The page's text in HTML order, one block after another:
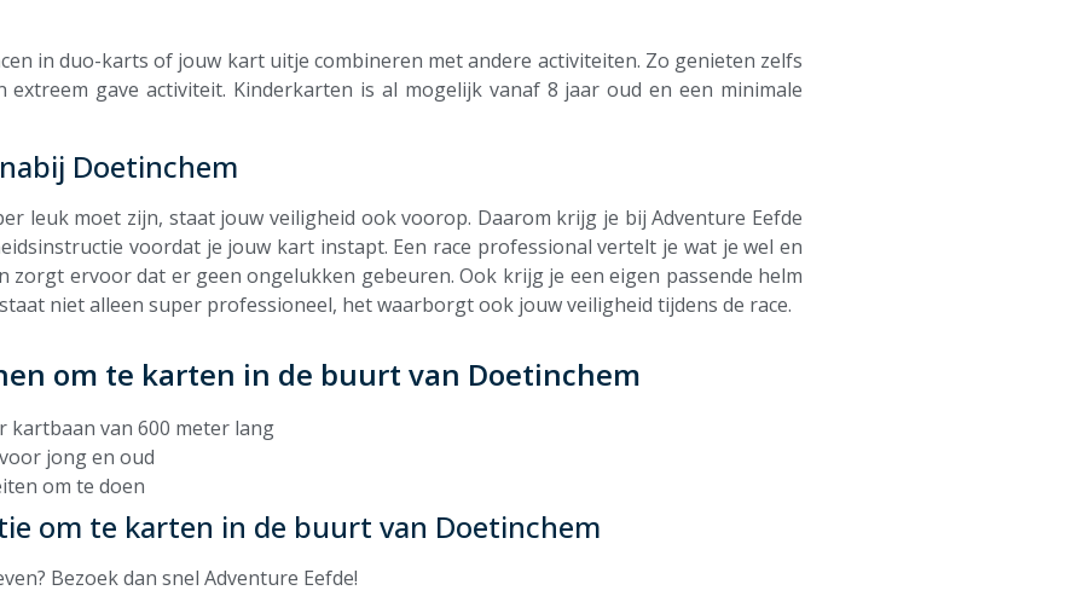
in duo-karts of jouw kart uitje combineren met andere activiteiten. Zo genieten zelfs
extreem gave activiteit. Kinderkarten is al mogelijk vanaf 8 jaar oud en een minimale
Doetinchem
leuk moet zijn, staat jouw veiligheid ook voorop. Daarom krijg je bij Adventure Eefde
voordat je jouw kart instapt. Een race professional vertelt je wat je wel en
zorgt ervoor dat er geen ongelukken gebeuren. Ook krijg je een eigen passende helm
niet alleen super professioneel, het waarborgt ook jouw veiligheid tijdens de race.
om te karten in de buurt van Doetinchem
kartbaan van 600 meter lang
jong en oud
om te doen
om te karten in de buurt van Doetinchem
Bezoek dan snel Adventure Eefde!